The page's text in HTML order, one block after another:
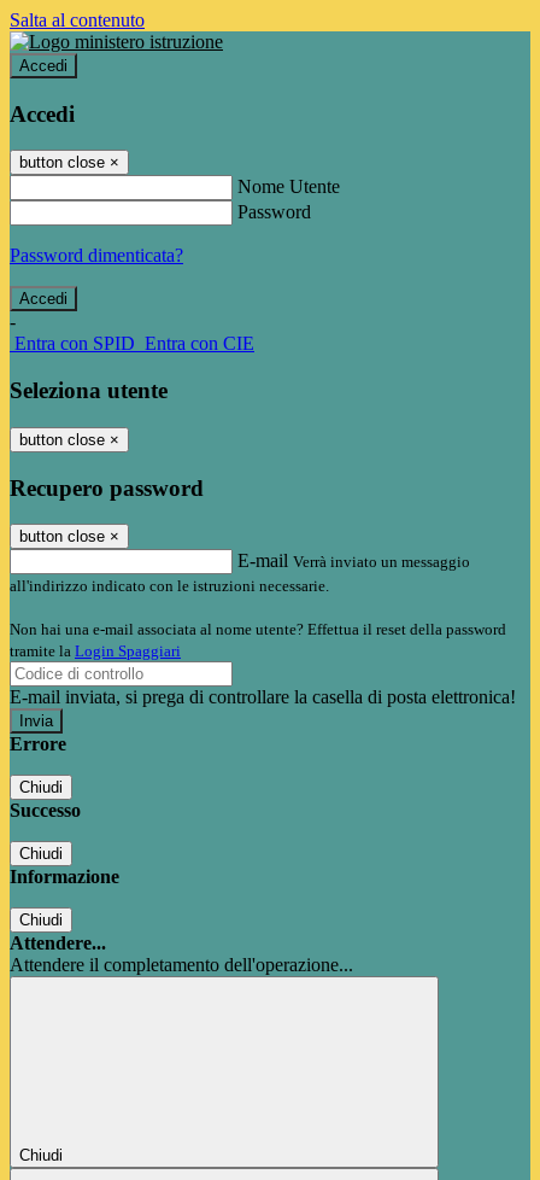
Salta al contenuto
Accedi
Accedi
button close ×
Nome Utente
Password
Password dimenticata?
-
Entra con SPID Entra con CIE
Seleziona utente
button close ×
Recupero password
button close ×
E-mail Verrà inviato un messaggio
all'indirizzo indicato con le istruzioni necessarie.
Non hai una e-mail associata al nome utente? Effettua il reset della password
tramite la Login Spaggiari
E-mail inviata, si prega di controllare la casella di posta elettronica!
Errore
Chiudi
Successo
Chiudi
Informazione
Chiudi
Attendere...
Attendere il completamento dell'operazione...
Chiudi